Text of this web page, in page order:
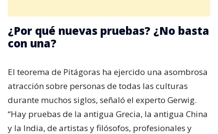
¿Por qué nuevas pruebas? ¿No basta
con una?
El teorema de Pitágoras ha ejercido una asombrosa
atracción sobre personas de todas las culturas
durante muchos siglos, señaló el experto Gerwig.
“Hay pruebas de la antigua Grecia, la antigua China
y la India, de artistas y filósofos, profesionales y